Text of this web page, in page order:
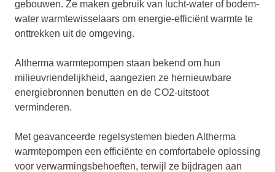
gebouwen. Ze maken gebruik van lucht-water of bodem-
water warmtewisselaars om energie-efficiënt warmte te
onttrekken uit de omgeving.
Altherma warmtepompen staan bekend om hun
milieuvriendelijkheid, aangezien ze hernieuwbare
energiebronnen benutten en de CO2-uitstoot
verminderen.
Met geavanceerde regelsystemen bieden Altherma
warmtepompen een efficiënte en comfortabele oplossing
voor verwarmingsbehoeften, terwijl ze bijdragen aan